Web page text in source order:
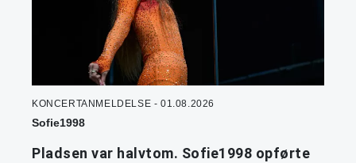
KONCERTANMELDELSE - 01.08.2026
Sofie1998
Pladsen var halvtom. Sofie1998 opførte